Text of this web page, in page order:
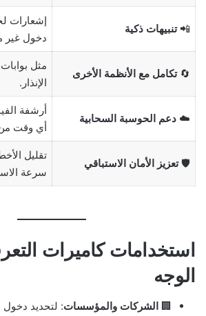
📲تنبيهات ذكية
إشعارات
دخول غير
🔄تكامل مع الأنظمة الأخرى
مثل
الإنذار.
☁️دعم الحوسبة السحابية
أرشفة
أي وقت
🛡️تعزيز الأمان الاستباقي
تقليل
سرعة
استخدامات كاميرات
الوجه
🏢 الشركات والمؤسسات: لتحديد دخول